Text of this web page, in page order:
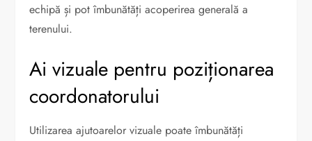
echipă și pot îmbunătăți acoperirea generală a
terenului.
Ai vizuale pentru poziționarea
coordonatorului
Utilizarea ajutoarelor vizuale poate îmbunătăți